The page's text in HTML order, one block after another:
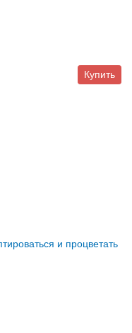
Купить
и процветать